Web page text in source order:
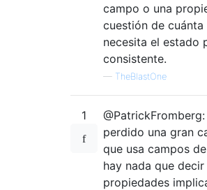
campo o una
cuestión de
necesita el estado
consistente.
— TheBlastOne
1
perdido una gran
que usa campos
hay nada que
propiedades